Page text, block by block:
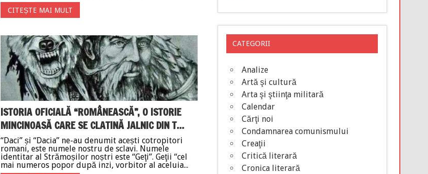
CITEȘTE MAI MULT
ISTORIA OFICIALĂ “ROMÂNEASCĂ”, O ISTORIE
MINCINOASĂ CARE SE CLATINĂ JALNIC DIN T...
“Daci” și “Dacia” ne-au denumit acești cotropitori
romani, este numele nostru de sclavi. Numele
identitar al Strămoșilor noștri este “Geţi”. Geţii “cel
mai numeros popor după inzi, vorbitor al aceluia...
CATEGORII
Analize
Artă şi cultură
Arta şi ştiinţa militară
Calendar
Cărţi noi
Condamnarea comunismului
Creaţii
Critică literară
Cronica literară